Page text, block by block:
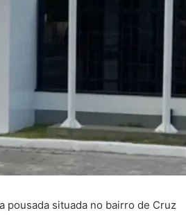
pousada situada no bairro de Cruz